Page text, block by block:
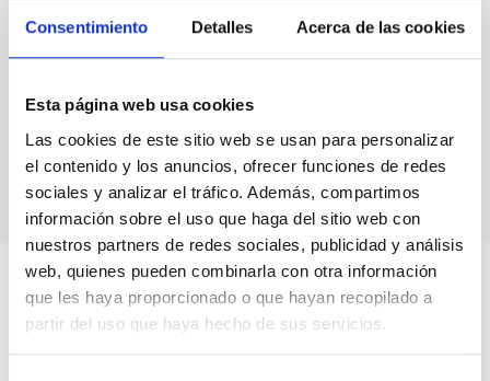
Consentimiento Detalles Acerca de las cookies
Esta página web usa cookies
Las cookies de este sitio web se usan para personalizar
el contenido y los anuncios, ofrecer funciones de redes
sociales y analizar el tráfico. Además, compartimos
información sobre el uso que haga del sitio web con
nuestros partners de redes sociales, publicidad y análisis
web, quienes pueden combinarla con otra información
que les haya proporcionado o que hayan recopilado a
partir del uso que haya hecho de sus servicios.
el IAC
firman un
acuerdo
instalación
en La
Palma